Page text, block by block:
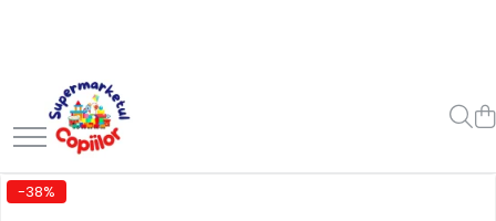
Casa, Gradina & Bricolaj
Decoratiuni
Accesorii pentru petrecere
-38%